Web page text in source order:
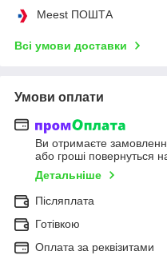
Meest ПОШТА
Всі умови доставки
Умови оплати
Ви отримаєте
або гроші повернуться
Детальніше
Післяплата
Готівкою
Оплата за реквізитами